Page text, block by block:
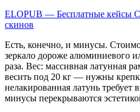
ELOPUB — Бесплатные кейсы
скинов
Есть, конечно, и минусы.
зеркало дороже алюминиевого
раза. Вес: массивная латунная
весить под 20 кг — нужны
нелакированная латунь
минусы перекрываются